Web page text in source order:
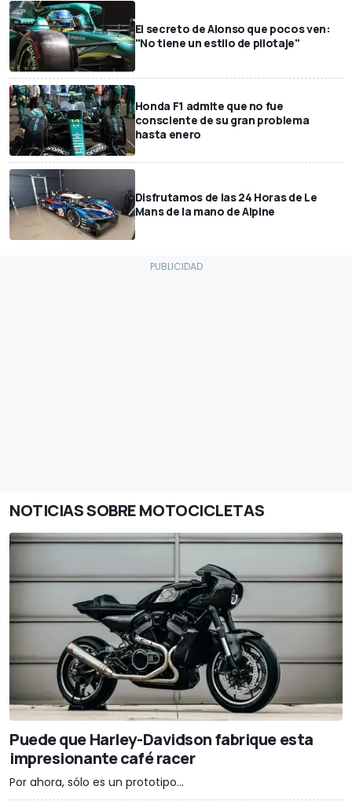
El secreto de Alonso que pocos ven:
"No tiene un estilo de pilotaje"
Honda F1 admite que no fue
consciente de su gran problema
hasta enero
Disfrutamos de las 24 Horas de Le
Mans de la mano de Alpine
NOTICIAS SOBRE MOTOCICLETAS
Puede que Harley-Davidson fabrique esta
impresionante café racer
Por ahora, sólo es un prototipo...